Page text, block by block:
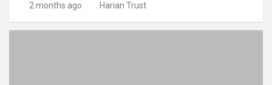
2 months ago Harian Trust